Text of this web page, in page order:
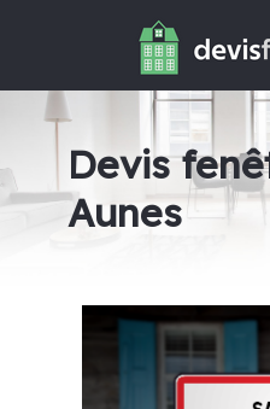
Devis
Aunes